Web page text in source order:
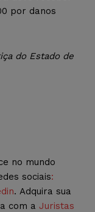
por danos
do Estado de
no mundo
sociais:
. Adquira sua
com a Juristas